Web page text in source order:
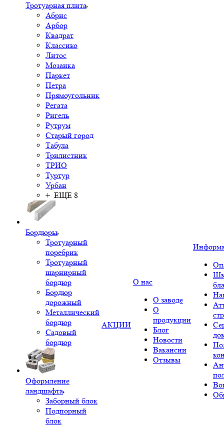
Тротуарная плита
Абрис
Арбор
Квадрат
Классико
Литос
Мозаика
Паркет
Петра
Прямоугольник
Регата
Ригель
Рутрум
Старый город
Табула
Трилистник
ТРИО
Туртур
Урбан
+ ЕЩЕ 8
Бордюры
Тротуарный
поребрик
Тротуарный
шарнирный
бордюр
Бордюр
дорожный
Металлический
бордюр
Садовый
бордюр
Оформление
ландшафта
Заборный блок
Подпорный
блок
АКЦИИ
О нас
О заводе
О
продукции
Блог
Новости
Вакансии
Отзывы